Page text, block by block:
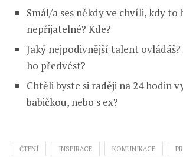
Smál/a ses někdy ve chvíli, kdy to
nepřijatelné? Kde?
Jaký nejpodivnější talent ovládáš?
ho předvést?
Chtěli byste si raději na 24 hodin
babičkou, nebo s ex?
ČTENÍ INSPIRACE KOMUNIKACE